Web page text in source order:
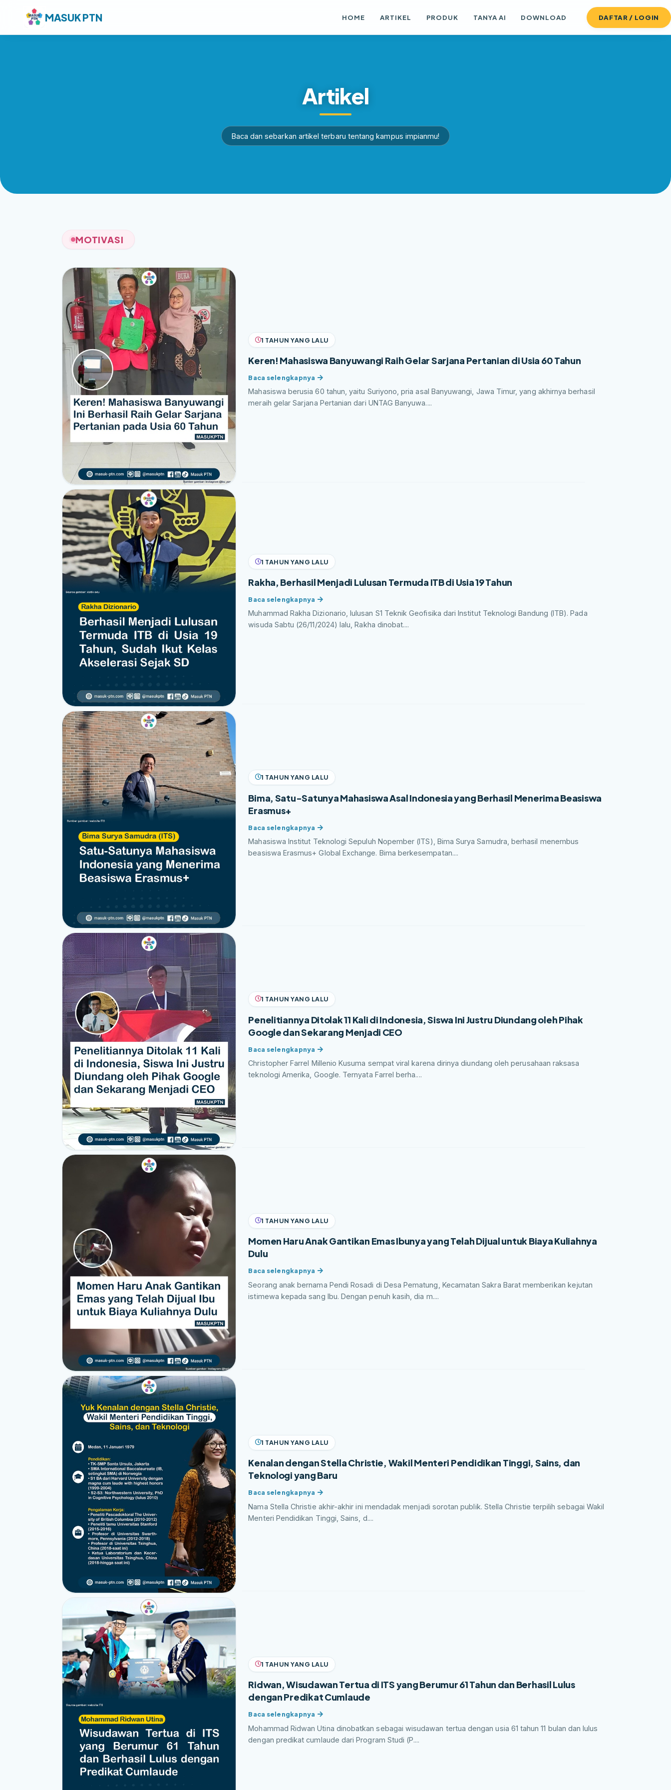
MASUK PTN HOME ARTIKEL PRODUK TANYA AI DOWNLOAD DAFTAR / LOGIN
Artikel
Baca dan sebarkan artikel terbaru tentang kampus impianmu!
MOTIVASI
1 TAHUN YANG LALU
Keren! Mahasiswa Banyuwangi Raih Gelar Sarjana Pertanian di Usia 60 Tahun
Mahasiswa berusia 60 tahun, yaitu Suriyono, pria asal Banyuwangi, Jawa Timur, yang akhirnya berhasil
meraih gelar Sarjana Pertanian dari UNTAG Banyuwa....
1 TAHUN YANG LALU
Rakha, Berhasil Menjadi Lulusan Termuda ITB di Usia 19 Tahun
Muhammad Rakha Dizionario, lulusan S1 Teknik Geofisika dari Institut Teknologi Bandung (ITB). Pada
wisuda Sabtu (26/11/2024) lalu, Rakha dinobat....
1 TAHUN YANG LALU
Bima, Satu-Satunya Mahasiswa Asal Indonesia yang Berhasil Menerima Beasiswa
Erasmus+
Mahasiswa Institut Teknologi Sepuluh Nopember (ITS), Bima Surya Samudra, berhasil menembus
beasiswa Erasmus+ Global Exchange. Bima berkesempatan....
1 TAHUN YANG LALU
Penelitiannya Ditolak 11 Kali di Indonesia, Siswa Ini Justru Diundang oleh Pihak
Google dan Sekarang Menjadi CEO
Christopher Farrel Millenio Kusuma sempat viral karena dirinya diundang oleh perusahaan raksasa
teknologi Amerika, Google. Ternyata Farrel berha....
1 TAHUN YANG LALU
Momen Haru Anak Gantikan Emas Ibunya yang Telah Dijual untuk Biaya Kuliahnya
Dulu
Seorang anak bernama Pendi Rosadi di Desa Pematung, Kecamatan Sakra Barat memberikan kejutan
istimewa kepada sang Ibu. Dengan penuh kasih, dia m....
1 TAHUN YANG LALU
Kenalan dengan Stella Christie, Wakil Menteri Pendidikan Tinggi, Sains, dan
Teknologi yang Baru
Nama Stella Christie akhir-akhir ini mendadak menjadi sorotan publik. Stella Christie terpilih sebagai Wakil
Menteri Pendidikan Tinggi, Sains, d....
1 TAHUN YANG LALU
Ridwan, Wisudawan Tertua di ITS yang Berumur 61 Tahun dan Berhasil Lulus
dengan Predikat Cumlaude
Mohammad Ridwan Utina dinobatkan sebagai wisudawan tertua dengan usia 61 tahun 11 bulan dan lulus
dengan predikat cumlaude dari Program Studi (P....